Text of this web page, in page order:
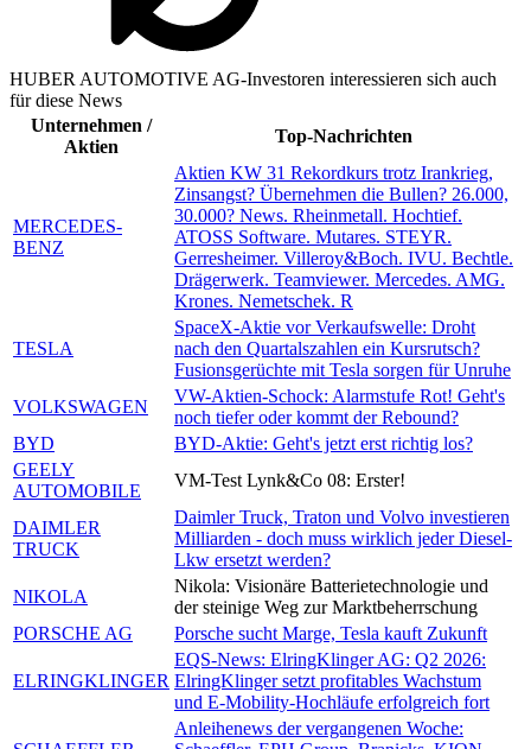
HUBER AUTOMOTIVE AG-Investoren interessieren sich auch
für diese News
Unternehmen /
Aktien
Top-Nachrichten
MERCEDES-
BENZ
Aktien KW 31 Rekordkurs trotz Irankrieg,
Zinsangst? Übernehmen die Bullen? 26.000,
30.000? News. Rheinmetall. Hochtief.
ATOSS Software. Mutares. STEYR.
Gerresheimer. Villeroy&Boch. IVU. Bechtle.
Drägerwerk. Teamviewer. Mercedes. AMG.
Krones. Nemetschek. R
TESLA
SpaceX-Aktie vor Verkaufswelle: Droht
nach den Quartalszahlen ein Kursrutsch?
Fusionsgerüchte mit Tesla sorgen für Unruhe
VOLKSWAGEN
VW-Aktien-Schock: Alarmstufe Rot! Geht's
noch tiefer oder kommt der Rebound?
BYD
BYD-Aktie: Geht's jetzt erst richtig los?
GEELY
AUTOMOBILE
VM-Test Lynk&Co 08: Erster!
DAIMLER
TRUCK
Daimler Truck, Traton und Volvo investieren
Milliarden - doch muss wirklich jeder Diesel-
Lkw ersetzt werden?
NIKOLA
Nikola: Visionäre Batterietechnologie und
der steinige Weg zur Marktbeherrschung
PORSCHE AG
Porsche sucht Marge, Tesla kauft Zukunft
ELRINGKLINGER
EQS-News: ElringKlinger AG: Q2 2026:
ElringKlinger setzt profitables Wachstum
und E-Mobility-Hochläufe erfolgreich fort
Anleihenews der vergangenen Woche: